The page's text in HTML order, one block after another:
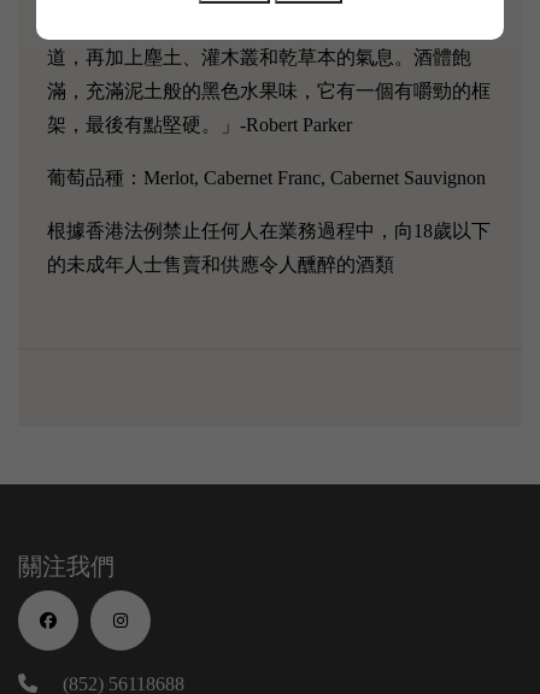
道，再加上塵土、灌木叢和乾草本的氣息。酒體飽
滿，充滿泥土般的黑色水果味，它有一個有嚼勁的框
架，最後有點堅硬。」-Robert Parker
葡萄品種：Merlot, Cabernet Franc, Cabernet Sauvignon
根據香港法例禁止任何人在業務過程中，向18歲以下
的未成年人士售賣和供應令人醺醉的酒類
關注我們
(852) 56118688